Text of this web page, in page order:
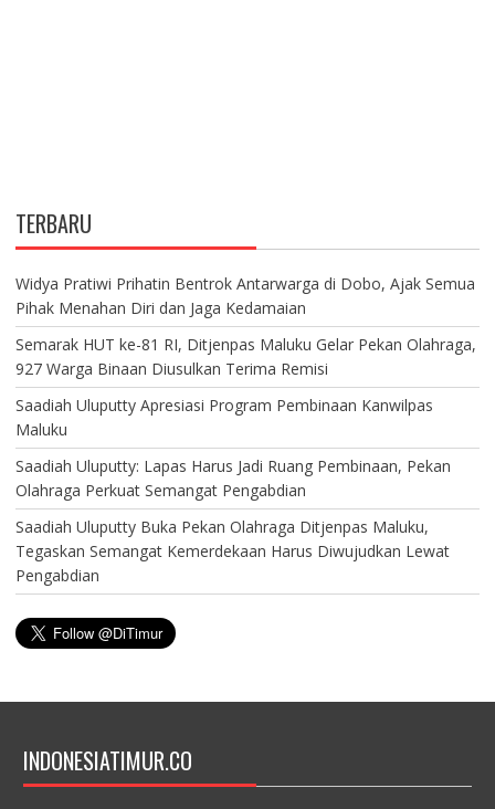
TERBARU
Widya Pratiwi Prihatin Bentrok Antarwarga di Dobo, Ajak Semua
Pihak Menahan Diri dan Jaga Kedamaian
Semarak HUT ke-81 RI, Ditjenpas Maluku Gelar Pekan Olahraga,
927 Warga Binaan Diusulkan Terima Remisi
Saadiah Uluputty Apresiasi Program Pembinaan Kanwilpas
Maluku
Saadiah Uluputty: Lapas Harus Jadi Ruang Pembinaan, Pekan
Olahraga Perkuat Semangat Pengabdian
Saadiah Uluputty Buka Pekan Olahraga Ditjenpas Maluku,
Tegaskan Semangat Kemerdekaan Harus Diwujudkan Lewat
Pengabdian
INDONESIATIMUR.CO